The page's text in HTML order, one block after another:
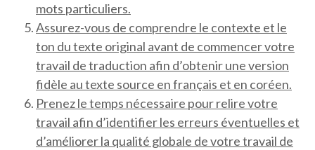
mots particuliers.
Assurez-vous de comprendre le contexte et le
ton du texte original avant de commencer votre
travail de traduction afin d’obtenir une version
fidèle au texte source en français et en coréen.
Prenez le temps nécessaire pour relire votre
travail afin d’identifier les erreurs éventuelles et
d’améliorer la qualité globale de votre travail de